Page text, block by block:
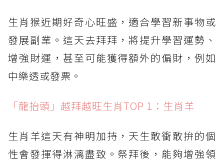
生肖猴近期好奇心旺盛，適合學習新事物或
發展副業。這天去拜拜，將提升學習運勢、
增強財運，甚至可能獲得額外的偏財，例如
中樂透或發票。
「龍抬頭」越拜越旺生肖TOP 1：生肖羊
生肖羊這天有神明加持，天生敢衝敢拚的個
性會發揮得淋漓盡致。祭拜後，能夠增強領